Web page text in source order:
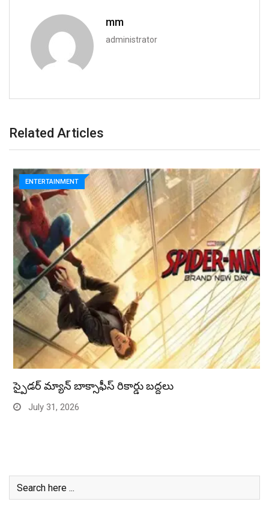
mm
administrator
Related Articles
ENTERTAINMENT
స్పైడర్ మ్యాన్ బాక్సాఫీస్ రికార్డు బద్దలు
July 31, 2026